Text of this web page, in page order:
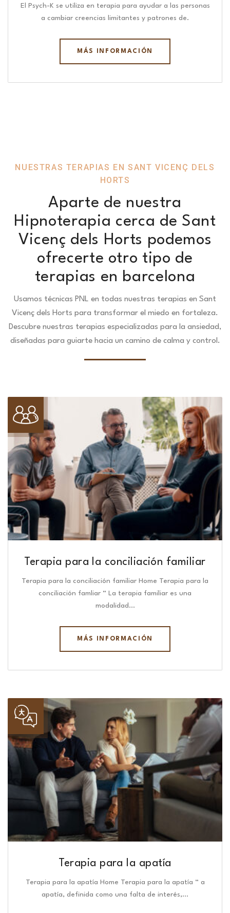
El Psych-K se utiliza en terapia para ayudar a las personas
a cambiar creencias limitantes y patrones de.
MÁS INFORMACIÓN
NUESTRAS TERAPIAS EN SANT VICENÇ DELS
HORTS
Aparte de nuestra
Hipnoterapia cerca de Sant
Vicenç dels Horts podemos
ofrecerte otro tipo de
terapias en barcelona
Usamos técnicas PNL en todas nuestras terapias en Sant
Vicenç dels Horts para transformar el miedo en fortaleza.
Descubre nuestras terapias especializadas para la ansiedad,
diseñadas para guiarte hacia un camino de calma y control.
Terapia para la conciliación familiar
Terapia para la conciliación familiar Home Terapia para la
conciliación famliar “ La terapia familiar es una
modalidad…
MÁS INFORMACIÓN
Terapia para la apatía
Terapia para la apatía Home Terapia para la apatía “ a
apatía, definida como una falta de interés,…